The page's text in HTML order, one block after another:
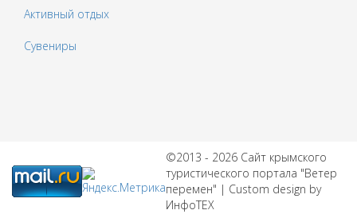
Активный отдых
Сувениры
©2013 - 2026 Сайт крымского
туристического портала "Ветер
перемен" | Custom design by
ИнфоТЕХ